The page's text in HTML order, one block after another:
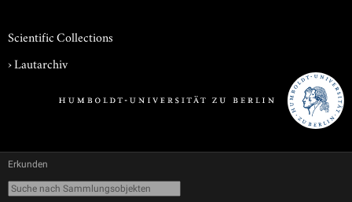
Scientific Collections
›Lautarchiv
Erkunden